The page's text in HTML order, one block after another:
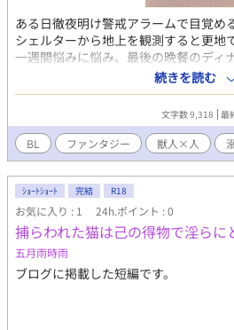
ある日徹夜明け警戒アラームで目覚め
シェルターから地上を観測すると更地
一週間悩みに悩み、最後の晩餐のディ
死のうと思ったらAIから連絡があった
折角親友秘蔵のワインを開けようとし
には新しい生命が誕生していた ▼人
いで始めました！他作品と交互に更新
さい。 応援して頂けると更新速度が上
ャラ紹介あり Twitterにて小話や更新
させたい
続きを読む
文字数 9,318 最
BL ファンタジー 獣人×人
ｼｮｰﾄｼｮｰﾄ 完結 R18
お気に入り : 1 24h.ポイント : 0
捕らわれた猫は己の得物で淫らに
五月雨時雨
ブログに掲載した短編です。